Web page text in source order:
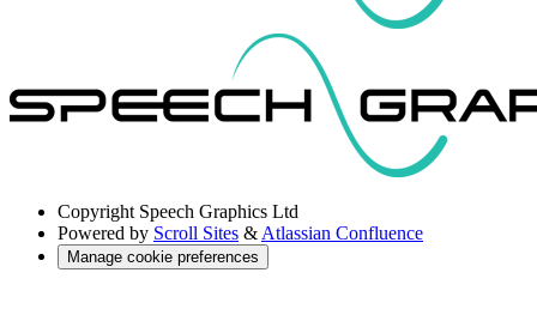
Copyright Speech Graphics Ltd
Powered by Scroll Sites & Atlassian Confluence
Manage cookie preferences